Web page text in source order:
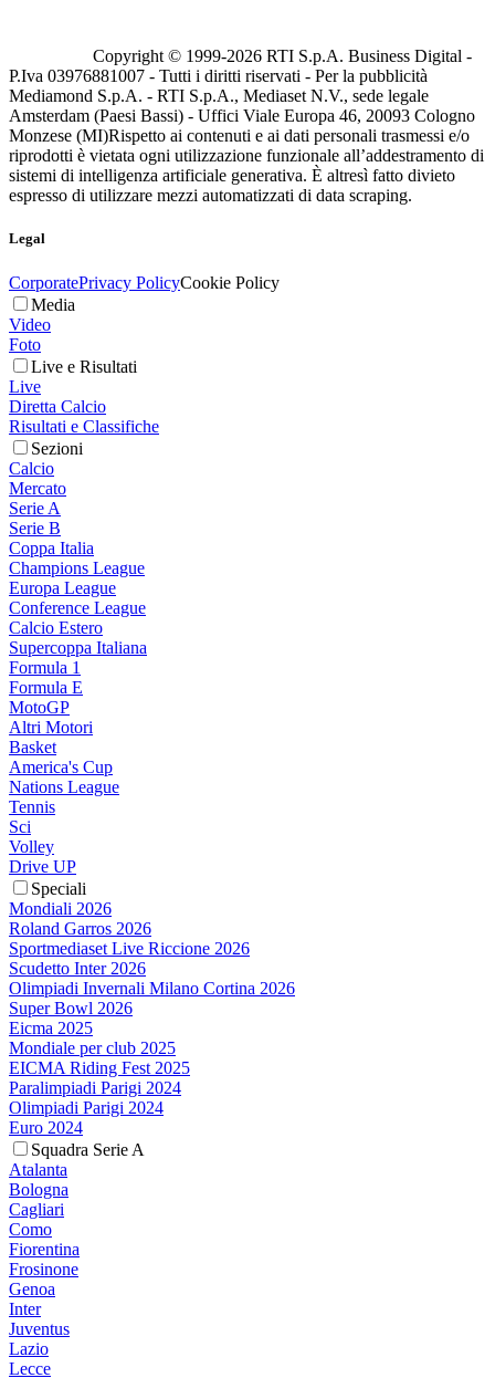
Copyright © 1999-2026 RTI S.p.A. Business Digital -
P.Iva 03976881007 - Tutti i diritti riservati - Per la pubblicità
Mediamond S.p.A. - RTI S.p.A., Mediaset N.V., sede legale
Amsterdam (Paesi Bassi) - Uffici Viale Europa 46, 20093 Cologno
Monzese (MI)Rispetto ai contenuti e ai dati personali trasmessi e/o
riprodotti è vietata ogni utilizzazione funzionale all’addestramento di
sistemi di intelligenza artificiale generativa. È altresì fatto divieto
espresso di utilizzare mezzi automatizzati di data scraping.
Legal
CorporatePrivacy PolicyCookie Policy
Media
Video
Foto
Live e Risultati
Live
Diretta Calcio
Risultati e Classifiche
Sezioni
Calcio
Mercato
Serie A
Serie B
Coppa Italia
Champions League
Europa League
Conference League
Calcio Estero
Supercoppa Italiana
Formula 1
Formula E
MotoGP
Altri Motori
Basket
America's Cup
Nations League
Tennis
Sci
Volley
Drive UP
Speciali
Mondiali 2026
Roland Garros 2026
Sportmediaset Live Riccione 2026
Scudetto Inter 2026
Olimpiadi Invernali Milano Cortina 2026
Super Bowl 2026
Eicma 2025
Mondiale per club 2025
EICMA Riding Fest 2025
Paralimpiadi Parigi 2024
Olimpiadi Parigi 2024
Euro 2024
Squadra Serie A
Atalanta
Bologna
Cagliari
Como
Fiorentina
Frosinone
Genoa
Inter
Juventus
Lazio
Lecce